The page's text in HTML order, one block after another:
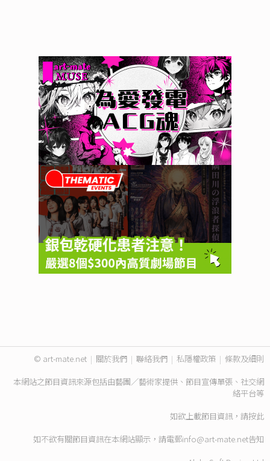
© art-mate.net | 關於我們 | 聯絡我們 | 私隱權政策 | 條款及細則
本網站之節目資訊來源包括由藝團／藝術家提供、節目宣傳單張、社交網
絡平台等
如欲上載節目資訊，請按此
如不欲有關節目資訊在本網站顯示，請電郵info@art-mate.net告知